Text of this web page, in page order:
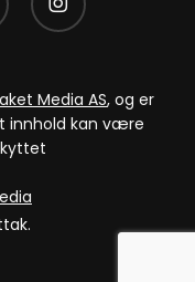
Media AS, og er
innhold kan være